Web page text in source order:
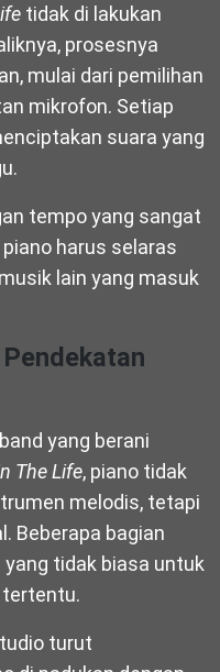
tidak di lakukan
prosesnya
mulai dari pemilihan
mikrofon. Setiap
suara yang
tempo yang sangat
harus selaras
lain yang masuk
yang berani
The Life, piano tidak
melodis, tetapi
Beberapa bagian
tidak biasa untuk
tertentu.
turut